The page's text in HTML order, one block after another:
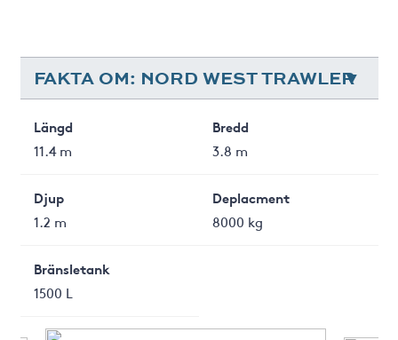
FAKTA OM: NORD WEST TRAWLER
Längd
11.4 m
Bredd
3.8 m
Djup
1.2 m
Deplacment
8000 kg
Bränsletank
1500 L